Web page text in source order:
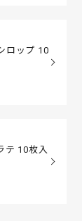
ロップ 10
テ 10枚入